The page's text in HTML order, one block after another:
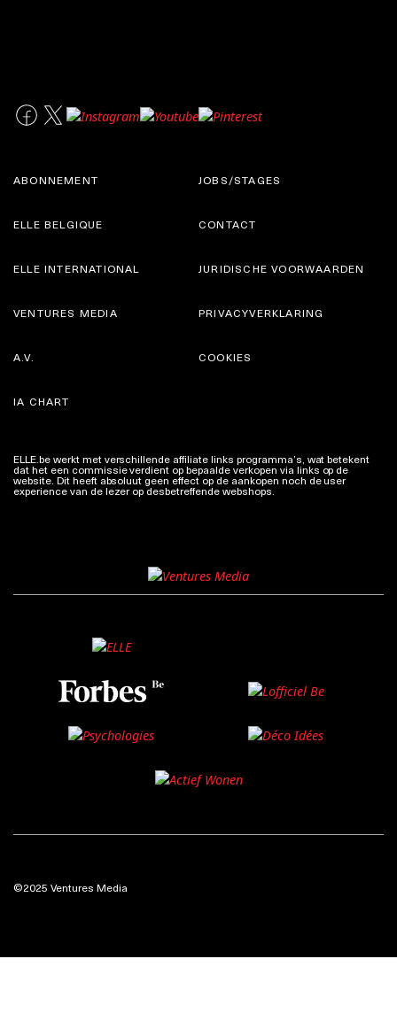
ABONNEMENT
ELLE BELGIQUE
JOBS/STAGES
CONTACT
ELLE INTERNATIONAL
VENTURES MEDIA
JURIDISCHE VOORWAARDEN
PRIVACYVERKLARING
A.V.
IA CHART
COOKIES
ELLE.be werkt met verschillende affiliate links programma’s, wat betekent
dat het een commissie verdient op bepaalde verkopen via links op de
website. Dit heeft absoluut geen effect op de aankopen noch de user
experience van de lezer op desbetreffende webshops.
©2025 Ventures Media